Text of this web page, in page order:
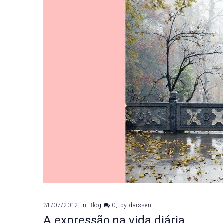
31/07/2012 in Blog 0 by daissen
A expressão na vida diária